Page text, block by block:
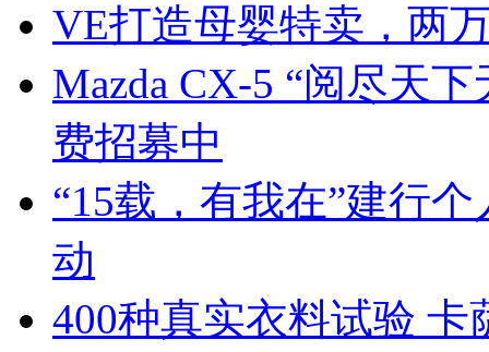
VE打造母婴特卖，两
Mazda CX-5 “阅尽天
费招募中
“15载，有我在”建行
动
400种真实衣料试验